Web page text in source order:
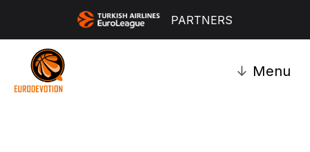
PARTNERS
↓ Menu